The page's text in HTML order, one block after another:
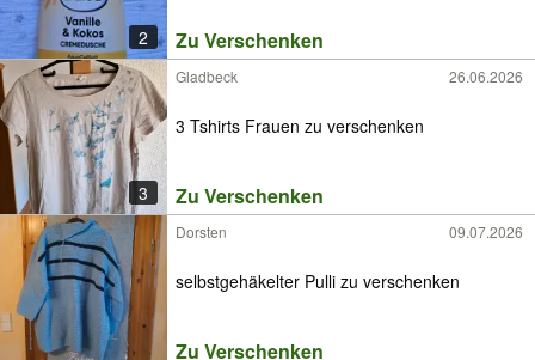
2 Zu Verschenken
3
Gladbeck 26.06.2026
3 Tshirts Frauen zu verschenken
Zu Verschenken
Dorsten 09.07.2026
selbstgehäkelter Pulli zu verschenken
Zu Verschenken